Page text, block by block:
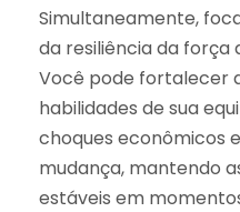
Simultaneamente,
da resiliência da força
Você pode fortalecer
habilidades de sua
choques econômicos
mudança, mantendo
estáveis em